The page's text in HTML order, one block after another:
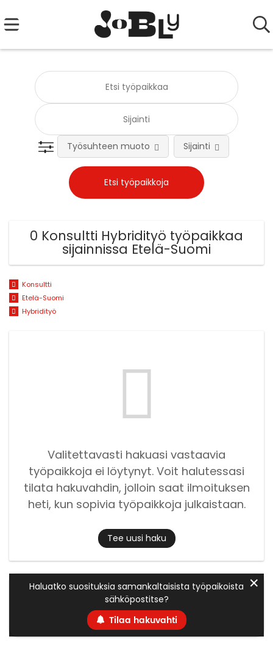
Työsuhteen muoto Sijainti
0 Konsultti Hybridityö työpaikkaa
sijainnissa Etelä-Suomi
Konsultti
Etelä-Suomi
Hybridityö
Valitettavasti hakuasi vastaavia
työpaikkoja ei löytynyt. Voit halutessasi
tilata hakuvahdin, jolloin saat ilmoituksen
heti, kun sopivia työpaikkoja julkaistaan.
Tee uusi haku
Haluatko suosituksia samankaltaisista työpaikoista
sähköpostitse?
Tilaa hakuvahti
✕